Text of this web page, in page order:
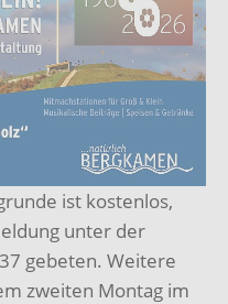
ist kostenlos,
unter der
gebeten. Weitere
zweiten Montag im